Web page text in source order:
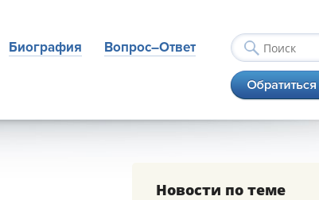
Биография
Вопрос–Ответ
Новости по теме